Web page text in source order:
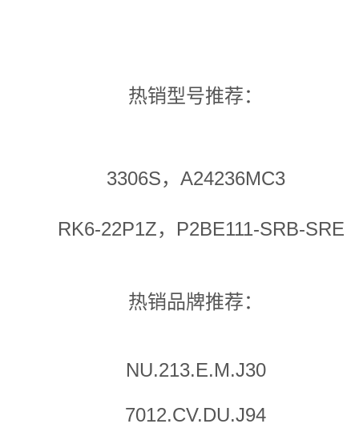
热销型号推荐：
3306S，A24236MC3
RK6-22P1Z，P2BE111-SRB-SRE
热销品牌推荐：
NU.213.E.M.J30
7012.CV.DU.J94